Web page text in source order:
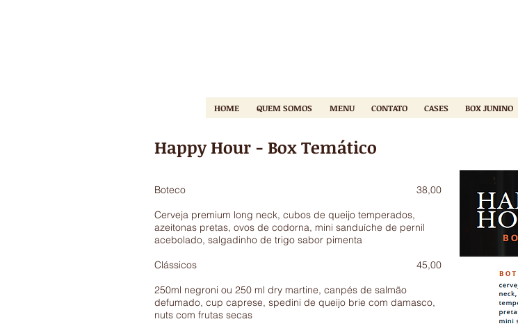
HOME QUEM SOMOS MENU CONTATO CASES BOX JUNINO
Happy Hour - Box Temático
Boteco 38,00
Cerveja premium long neck, cubos de queijo temperados,
azeitonas pretas, ovos de codorna, mini sanduíche de pernil
acebolado, salgadinho de trigo sabor pimenta
Clássicos 45,00
250ml negroni ou 250 ml dry martine, canpés de salmão
defumado, cup caprese, spedini de queijo brie com damasco,
nuts com frutas secas